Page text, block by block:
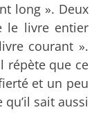
long ». Deux
le livre entier
courant ».
répète que ce
et un peu
qu’il sait aussi